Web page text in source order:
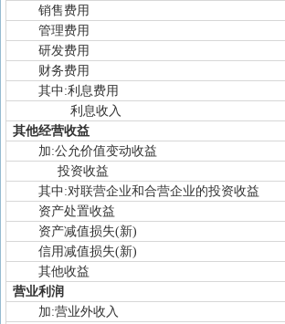
销售费用
管理费用
研发费用
财务费用
其中:利息费用
利息收入
其他经营收益
加:公允价值变动收益
投资收益
其中:对联营企业和合营企业的投资收益
资产处置收益
资产减值损失(新)
信用减值损失(新)
其他收益
营业利润
加:营业外收入